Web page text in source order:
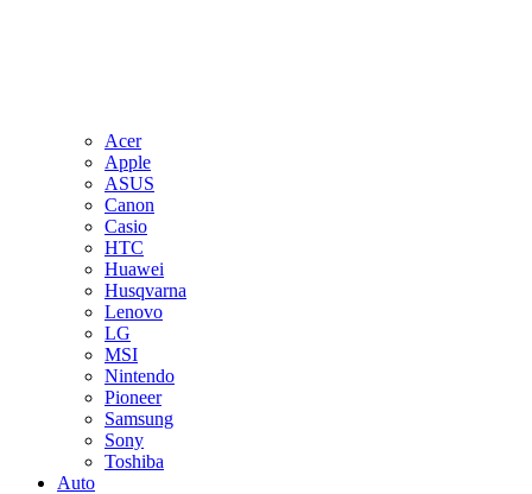
Acer
Apple
ASUS
Canon
Casio
HTC
Huawei
Husqvarna
Lenovo
LG
MSI
Nintendo
Pioneer
Samsung
Sony
Toshiba
Auto